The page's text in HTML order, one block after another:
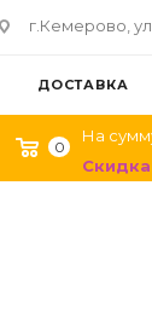
г.Кемерово,
ДОСТАВКА
0
На
Скидка